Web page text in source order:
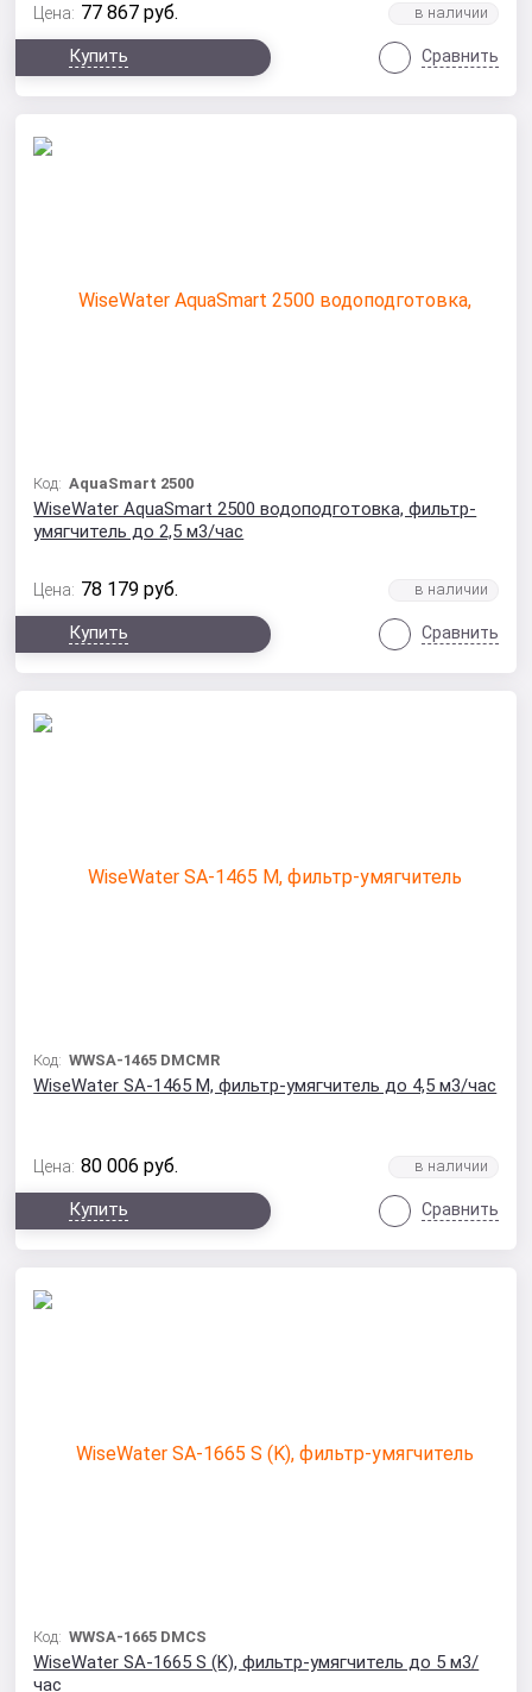
Цена: 77 867 руб.
Купить Сравнить
Код:AquaSmart 2500
WiseWater AquaSmart 2500 водоподготовка, фильтр-
умягчитель до 2,5 м3/час
Цена: 78 179 руб.
Купить Сравнить
Код:WWSA-1465 DMCMR
WiseWater SA-1465 M, фильтр-умягчитель до 4,5 м3/час
Цена: 80 006 руб.
Купить Сравнить
Код:WWSA-1665 DMCS
WiseWater SA-1665 S (K), фильтр-умягчитель до 5 м3/
час